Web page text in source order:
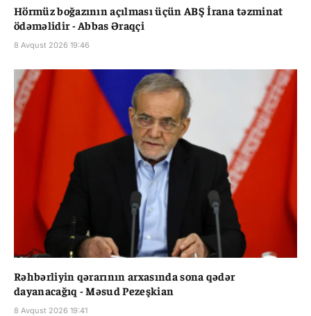
Hörmüz boğazının açılması üçün ABŞ İrana təzminat
ödəməlidir - Abbas Əraqçi
8 Avqust 2026 19:46
Rəhbərliyin qərarının arxasında sona qədər
dayanacağıq - Məsud Pezeşkian
8 Avqust 2026 19:41